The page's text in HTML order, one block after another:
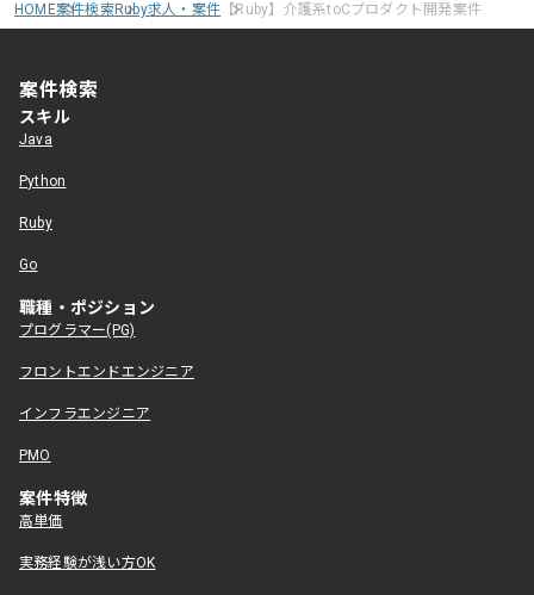
HOME案件検索Ruby求人・案件 【Ruby】介護系toCプロダクト開発案件
案件検索
スキル
Java
Python
Ruby
Go
職種・ポジション
プログラマー(PG)
フロントエンドエンジニア
インフラエンジニア
PMO
案件特徴
高単価
実務経験が浅い方OK